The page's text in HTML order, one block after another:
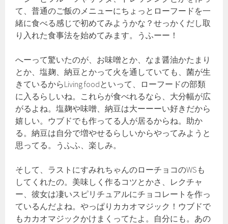
て、普通のご飯のメニューにちょっとローフードを一
緒に食べる感じで初めてみようかな？せっかくだし取
り入れた食事法を始めてみます。うふーー！
へーって驚いたのが、お味噌とか、なま醤油かたまり
とか、塩麹、納豆とかって火を通していても、菌が生
きているからLiving foodといって、ローフードの部類
に入るらしいね。これらが食べれるなら、大分幅が広
がるよね。塩麹や味噌、納豆は大ーーーい好きだから
嬉しい。ウブドでも作ってる人が居るからね。助か
る。納豆は自分で増やせるらしいからやってみようと
思ってる。うふふ、楽しみ。
そして、ラストにすみれちゃんのローチョコのWSも
してくれたの。美味しく作るコツとかさ、レクチャ
ー、彼女は凄いスピリチュアルにチョコレートを作っ
ているんだよね。やっぱりカカオマジック！ウブドで
もカカオマジックかけまくってたよ。自分にも。あの